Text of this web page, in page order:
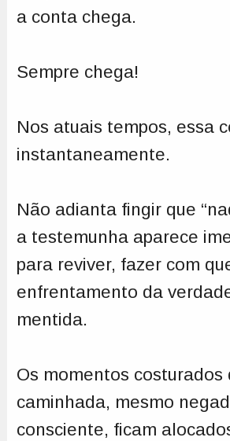
a conta chega.
Sempre chega!
Nos atuais tempos, essa
instantaneamente.
Não adianta fingir que
a testemunha aparece
para reviver, fazer com
enfrentamento da
mentida.
Os momentos costurados
caminhada, mesmo
consciente, ficam